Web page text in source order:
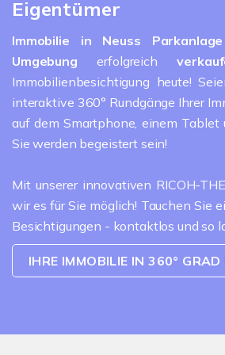
Eigentümer
Immobilie in Neuss
Umgebungerfolgreich
Immobilienbesichtigung heute!
interaktive 360° Rundgänge Ihrer
auf dem Smartphone, einem Tablet
Sie werden begeistert sein!
Mit unserer innovativen RICOH-
wir es für Sie möglich! Tauchen Sie
Besichtigungen - kontaktlos und so
IHRE IMMOBILIE IN 360° GRAD